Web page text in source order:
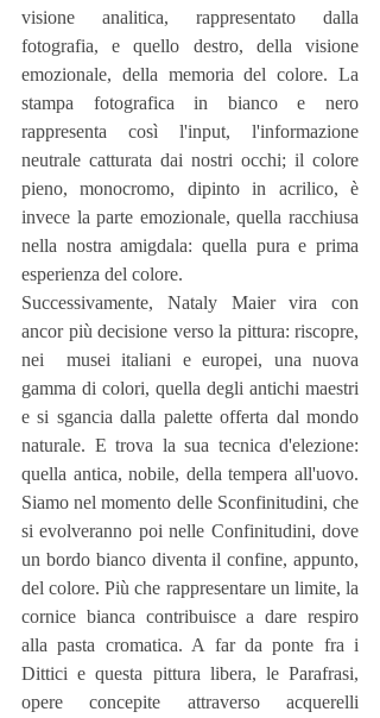
visione analitica, rappresentato dalla
fotografia, e quello destro, della visione
emozionale, della memoria del colore. La
stampa fotografica in bianco e nero
rappresenta così l'input, l'informazione
neutrale catturata dai nostri occhi; il colore
pieno, monocromo, dipinto in acrilico, è
invece la parte emozionale, quella racchiusa
nella nostra amigdala: quella pura e prima
esperienza del colore.
Successivamente, Nataly Maier vira con
ancor più decisione verso la pittura: riscopre,
nei  musei italiani e europei, una nuova
gamma di colori, quella degli antichi maestri
e si sgancia dalla palette offerta dal mondo
naturale. E trova la sua tecnica d'elezione:
quella antica, nobile, della tempera all'uovo.
Siamo nel momento delle Sconfinitudini, che
si evolveranno poi nelle Confinitudini, dove
un bordo bianco diventa il confine, appunto,
del colore. Più che rappresentare un limite, la
cornice bianca contribuisce a dare respiro
alla pasta cromatica. A far da ponte fra i
Dittici e questa pittura libera, le Parafrasi,
opere concepite attraverso acquerelli